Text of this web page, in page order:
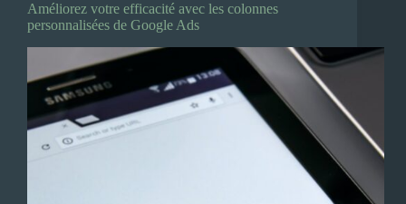
Améliorez votre efficacité avec les colonnes
personnalisées de Google Ads